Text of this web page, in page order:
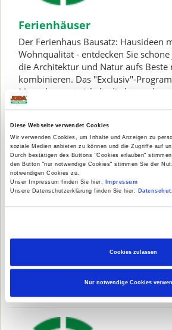
Diese Webseite verwendet Cookies
Wir verwenden Cookies, um Inhalte und Anzeigen zu
soziale Medien anbieten zu können und die Zugriffe auf
Durch bestätigen des Buttons "Cookies erlauben"
den Button "nur notwendige Cookies" stimmen Sie der
notwendigen Cookies zu.
Unser Impressum finden Sie hier:
Impressum
Unsere Datenschutzerklärung finden Sie hier:
Cookies zulassen
Nur notwendige Cookies
Ferienhäuser
Der Ferienhaus Bausatz: Hausideen
Wohnqualität - entdecken Sie
die Architektur und Natur aufs Beste
kombinieren. Das "Exclusiv"-
Menschen entwickelt, die besonders
klassisch Geformte zu schätzen
Verkaufsstände
bewährt und findet auch in